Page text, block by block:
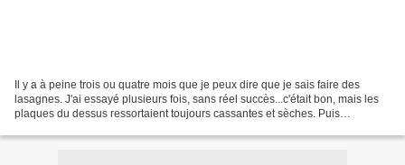
Il y a à peine trois ou quatre mois que je peux dire que je sais faire des
lasagnes. J'ai essayé plusieurs fois, sans réel succès...c'était bon, mais les
plaques du dessus ressortaient toujours cassantes et sèches. Puis